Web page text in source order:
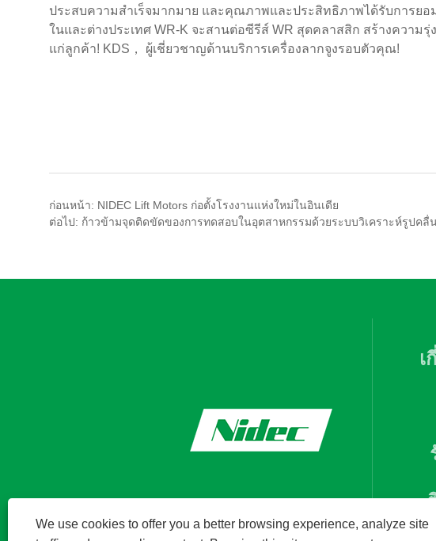
ประสบความสำเร็จมากมาย และคุณภาพและประสิทธิภาพได้รับการยอ
ในและต่างประเทศ WR-K จะสานต่อซีรีส์ WR สุดคลาสสิก สร้างความ
แก่ลูกค้า! KDS， ผู้เชี่ยวชาญด้านบริการเครื่องลากจูงรอบตัวคุณ!
ก่อนหน้า: NIDEC Lift Motors ก่อตั้งโรงงานแห่งใหม่ในอินเดีย
ต่อไป: ก้าวข้ามจุดติดขัดของการทดสอบในอุตสาหกรรมด้วยระบบวิเคราะห์รูปค
เ
We use cookies to offer you a better browsing experience, analyze site